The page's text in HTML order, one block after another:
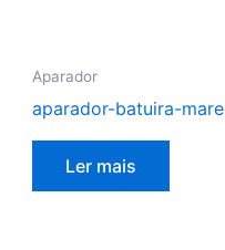
Aparador
aparador-batuira-mare
Ler mais